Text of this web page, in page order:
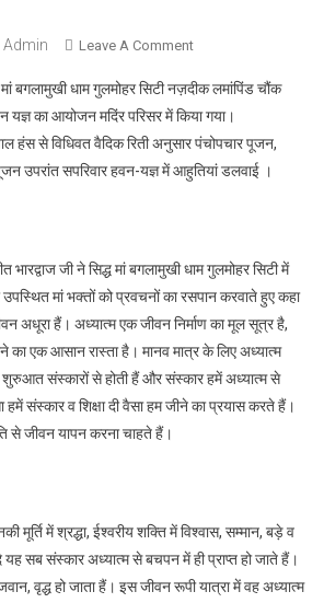
Admin Leave A CommentOn अध्यात्म से व्यक्ति को
मानसिक बल मिलता है :
नवजीत भारद्वाज
बगलामुखी धाम गुलमोहर सिटी नज़दीक लमांपिंड चौंक
यज्ञ का आयोजन मदिंर परिसर में किया गया।
हंस से विधिवत वैदिक रिती अनुसार पंचोपचार पूजन,
उपरांत सपरिवार हवन-यज्ञ में आहुतियां डलवाई ।
जी ने सिद्ध मां बगलामुखी धाम गुलमोहर सिटी में
उपस्थित मां भक्तों को प्रवचनों का रसपान करवाते हुए कहा
अधूरा हैं। अध्यात्म एक जीवन निर्माण का मूल सूत्र है,
का एक आसान रास्ता है। मानव मात्र के लिए अध्यात्म
शुरुआत संस्कारों से होती हैं और संस्कार हमें अध्यात्म से
हमें संस्कार व शिक्षा दी वैसा हम जीने का प्रयास करते हैं।
से जीवन यापन करना चाहते हैं।
मूर्ति में श्रद्धा, ईश्वरीय शक्ति में विश्वास, सम्मान, बड़े व
सब संस्कार अध्यात्म से बचपन में ही प्राप्त हो जाते हैं।
वृद्ध हो जाता हैं। इस जीवन रूपी यात्रा में वह अध्यात्म